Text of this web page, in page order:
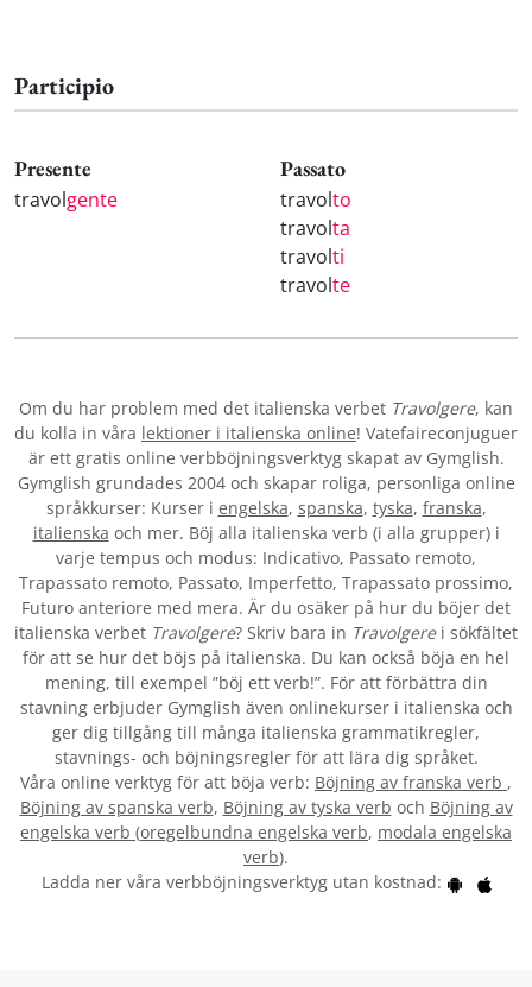
Participio
Presente
travolgente
Passato
travolto
travolta
travolti
travolte
Om du har problem med det italienska verbet Travolgere, kan
du kolla in våra lektioner i italienska online! Vatefaireconjuguer
är ett gratis online verbböjningsverktyg skapat av Gymglish.
Gymglish grundades 2004 och skapar roliga, personliga online
språkkurser: Kurser i engelska, spanska, tyska, franska,
italienska och mer. Böj alla italienska verb (i alla grupper) i
varje tempus och modus: Indicativo, Passato remoto,
Trapassato remoto, Passato, Imperfetto, Trapassato prossimo,
Futuro anteriore med mera. Är du osäker på hur du böjer det
italienska verbet Travolgere? Skriv bara in Travolgerei sökfältet
för att se hur det böjs på italienska. Du kan också böja en hel
mening, till exempel ”böj ett verb!”. För att förbättra din
stavning erbjuder Gymglish även onlinekurser i italienska och
ger dig tillgång till många italienska grammatikregler,
stavnings- och böjningsregler för att lära dig språket.
Våra online verktyg för att böja verb: Böjning av franska verb ,
Böjning av spanska verb, Böjning av tyska verb och Böjning av
engelska verb (oregelbundna engelska verb, modala engelska
verb).
Ladda ner våra verbböjningsverktyg utan kostnad: